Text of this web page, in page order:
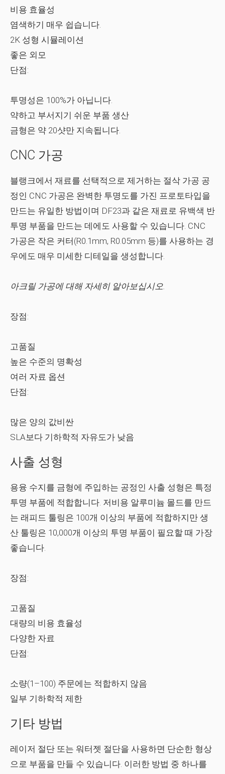
비용 효율성
염색하기 매우 쉽습니다.
2K 성형 시뮬레이션
좋은 외모
단점:
투명성은 100%가 아닙니다.
약하고 부서지기 쉬운 부품 생산
금형은 약 20샷만 지속됩니다.
CNC 가공
블랭크에서 재료를 선택적으로 제거하는 절삭 가공 공
정인 CNC 가공은 완벽한 투명도를 가진 프로토타입을
만드는 유일한 방법이며 DF23과 같은 재료로 유백색 반
투명 ​​부품을 만드는 데에도 사용할 수 있습니다. CNC
가공은 작은 커터(R0.1mm, R0.05mm 등)를 사용하는 경
우에도 매우 미세한 디테일을 생성합니다.
아크릴 가공에 대해 자세히 알아보십시오.
장점:
고품질
높은 수준의 명확성
여러 자료 옵션
단점:
많은 양의 값비싼
SLA보다 기하학적 자유도가 낮음
사출 성형
용융 수지를 금형에 주입하는 공정인 사출 성형은 특정
투명 부품에 적합합니다. 저비용 알루미늄 몰드를 만드
는 래피드 툴링은 100개 이상의 부품에 적합하지만 생
산 툴링은 10,000개 이상의 투명 부품이 필요할 때 가장
좋습니다.
장점:
고품질
대량의 비용 효율성
다양한 자료
단점:
소량(1–100) 주문에는 적합하지 않음
일부 기하학적 제한
기타 방법
레이저 절단 또는 워터젯 절단을 사용하면 단순한 형상
으로 부품을 만들 수 있습니다. 이러한 방법 중 하나를